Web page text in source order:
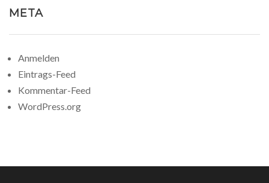
META
Anmelden
Eintrags-Feed
Kommentar-Feed
WordPress.org